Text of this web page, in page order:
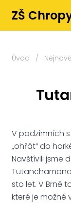
ZŠ
Úvod /
V podzimních
„ohřát“ do
Navštívili jsme
sto let. V Brně
které je